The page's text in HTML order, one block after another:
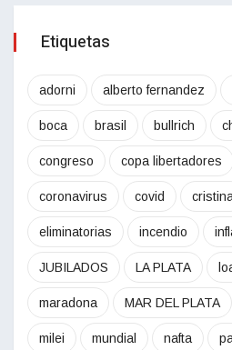
Etiquetas
adorni alberto fernandez
boca brasil bullrich
congreso copa libertadores
coronavirus covid
eliminatorias incendio
JUBILADOS LA PLATA
maradona MAR DEL PLATA
milei mundial nafta